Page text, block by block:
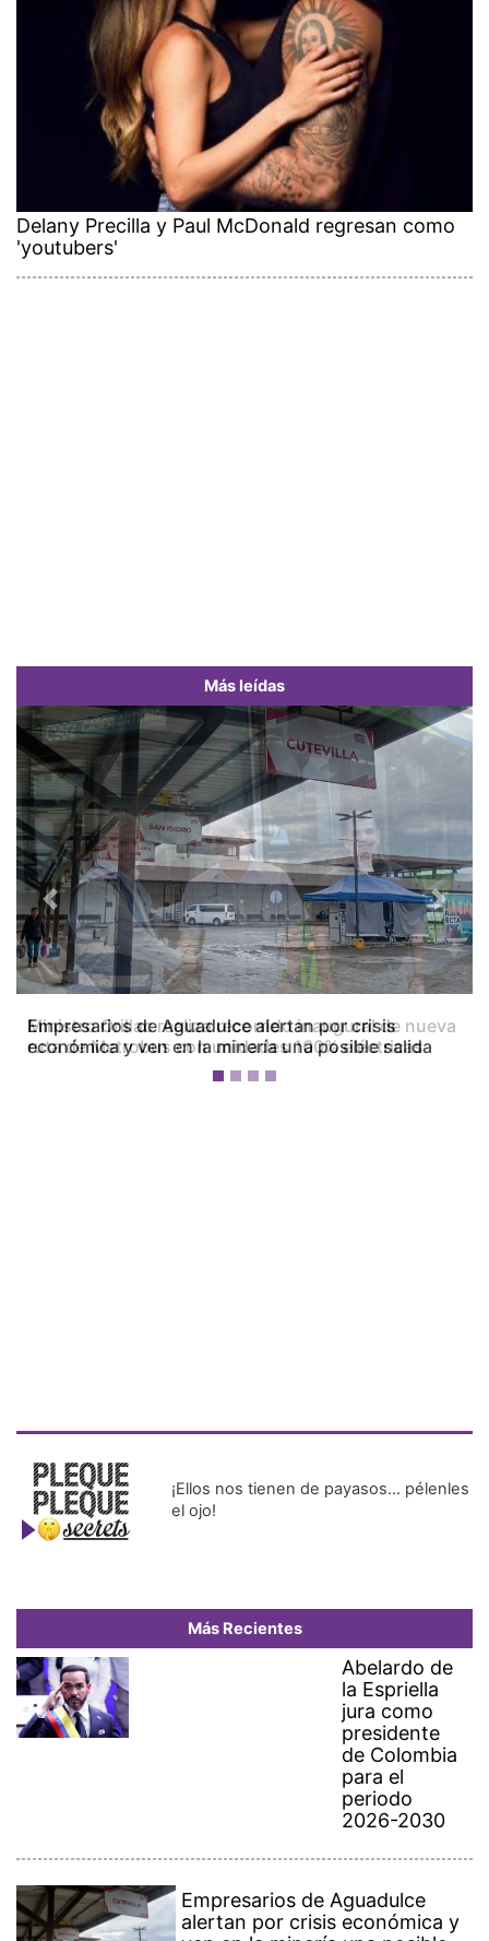
Delany Precilla y Paul McDonald regresan como
'youtubers'
Más leídas
Empresarios de Aguadulce alertan por crisis
económica y ven en la minería una posible salida
Previous Next
¡Ellos nos tienen de payasos… pélenles
el ojo!
Más Recientes
Abelardo de
la Espriella
jura como
presidente
de Colombia
para el
periodo
2026-2030
Empresarios de Aguadulce
alertan por crisis económica y